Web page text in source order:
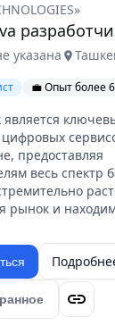
указана location_on
💼 Опыт более
является
предоставляя
весь спектр
рынок и
link